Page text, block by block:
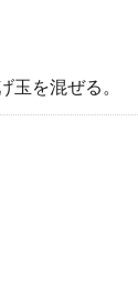
玉を混ぜる。